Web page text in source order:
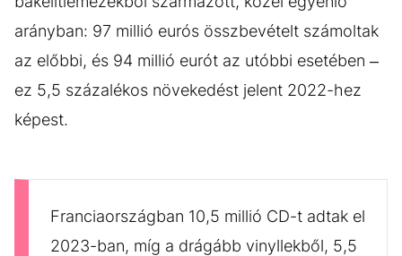
arányban: 97 millió eurós összbevételt számoltak
az előbbi, és 94 millió eurót az utóbbi esetében –
ez 5,5 százalékos növekedést jelent 2022-hez
képest.
Franciaországban 10,5 millió CD-t adtak el
2023-ban, míg a drágább vinyllekből, 5,5